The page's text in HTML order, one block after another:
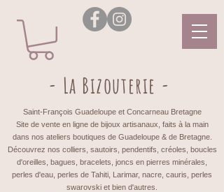
- La Bizouterie -
Saint-François Guadeloupe et Concarneau Bretagne
Site de vente en ligne de bijoux artisanaux, faits à la main
dans nos ateliers boutiques de Guadeloupe & de Bretagne.
Découvrez nos colliers, sautoirs, pendentifs, créoles, boucles
d'oreilles, bagues, bracelets, joncs en pierres minérales,
perles d'eau, perles de Tahiti, Larimar, nacre, cauris, perles
swarovski et bien d'autres.